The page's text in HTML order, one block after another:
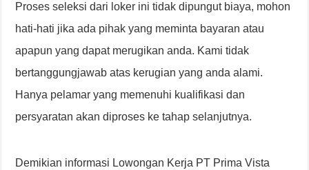
Proses seleksi dari loker ini tidak dipungut biaya, mohon
hati-hati jika ada pihak yang meminta bayaran atau
apapun yang dapat merugikan anda. Kami tidak
bertanggungjawab atas kerugian yang anda alami.
Hanya pelamar yang memenuhi kualifikasi dan
persyaratan akan diproses ke tahap selanjutnya.
Demikian informasi Lowongan Kerja PT Prima Vista